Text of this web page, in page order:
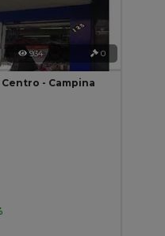
934 0
- Campina